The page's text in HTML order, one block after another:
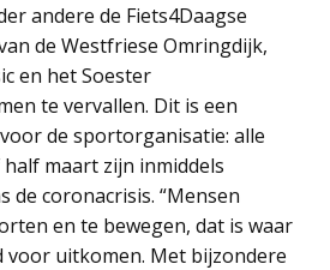
andere de Fiets4Daagse
de Westfriese Omringdijk,
en het Soester
te vervallen. Dit is een
de sportorganisatie: alle
maart zijn inmiddels
de coronacrisis. “Mensen
en te bewegen, dat is waar
voor uitkomen. Met bijzondere